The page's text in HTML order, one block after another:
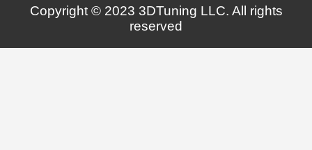
Copyright © 2023 3DTuning LLC. All rights
reserved